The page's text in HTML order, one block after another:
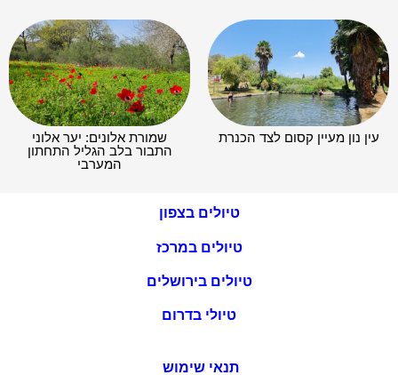
עין נון מעיין קסום לצד הכנרת
שמורת אלונים: יער אלוני
התבור בלב הגליל התחתון
המערבי
טיולים בצפון
טיולים במרכז
טיולים בירושלים
טיולי בדרום
תנאי שימוש